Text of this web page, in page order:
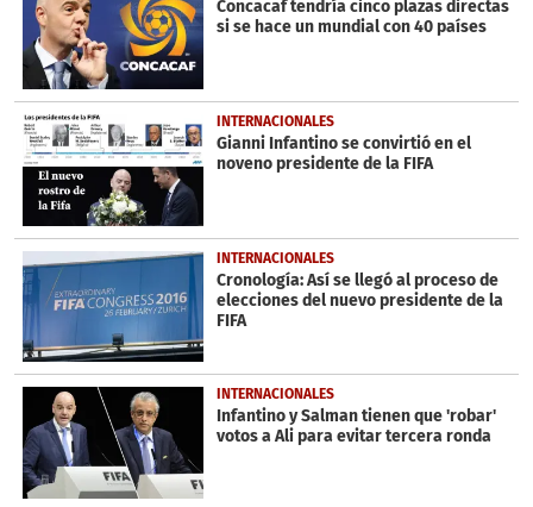
Concacaf tendría cinco plazas directas
si se hace un mundial con 40 países
INTERNACIONALES
Gianni Infantino se convirtió en el
noveno presidente de la FIFA
INTERNACIONALES
Cronología: Así se llegó al proceso de
elecciones del nuevo presidente de la
FIFA
INTERNACIONALES
Infantino y Salman tienen que 'robar'
votos a Ali para evitar tercera ronda